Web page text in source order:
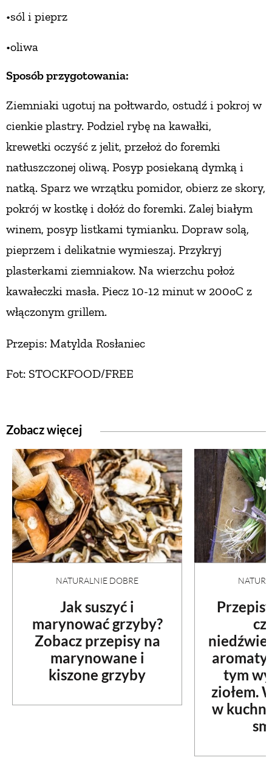
•sól i pieprz
•oliwa
Sposób przygotowania:
Ziemniaki ugotuj na połtwardo, ostudź i pokroj w
cienkie plastry. Podziel rybę na kawałki,
krewetki oczyść z jelit, przełoż do foremki
natłuszczonej oliwą. Posyp posiekaną dymką i
natką. Sparz we wrzątku pomidor, obierz ze skory,
pokrój w kostkę i dołóż do foremki. Zalej białym
winem, posyp listkami tymianku. Dopraw solą,
pieprzem i delikatnie wymieszaj. Przykryj
plasterkami ziemniakow. Na wierzchu położ
kawałeczki masła. Piecz 10-12 minut w 200oC z
włączonym grillem.
Przepis: Matylda Rosłaniec
Fot: STOCKFOOD/FREE
Zobacz więcej
NATURALNIE DOBRE
Jak suszyć i
marynować grzyby?
Zobacz przepisy na
marynowane i
kiszone grzyby
tym
ziołem.
w